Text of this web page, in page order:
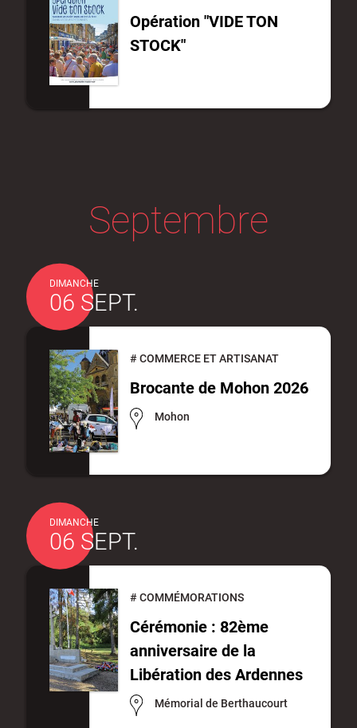
Opération "VIDE TON
STOCK"
Septembre
DIMANCHE
06 SEPT.
#COMMERCE ET ARTISANAT
Brocante de Mohon 2026
Mohon
DIMANCHE
06 SEPT.
#COMMÉMORATIONS
Cérémonie : 82ème
anniversaire de la
Libération des Ardennes
Mémorial de Berthaucourt